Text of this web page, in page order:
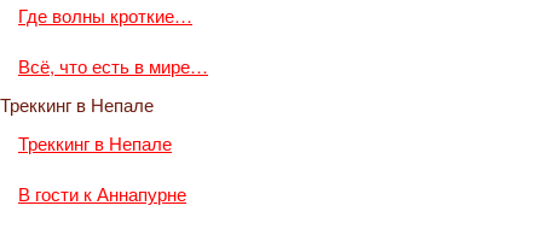
Где волны кроткие…
Всё, что есть в мире…
Треккинг в Непале
Треккинг в Непале
В гости к Аннапурне